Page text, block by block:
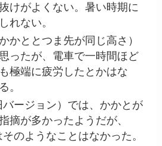
けがよくない。暑い時期に
れない。
かととつま先が同じ高さ）
ったが、電車で一時間ほど
極端に疲労したとかはな
。
ージョン）では、かかとが
摘が多かったようだが、
のようなことはなかった。